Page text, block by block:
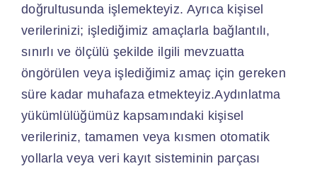
doğrultusunda işlemekteyiz. Ayrıca kişisel
verilerinizi; işlediğimiz amaçlarla bağlantılı,
sınırlı ve ölçülü şekilde ilgili mevzuatta
öngörülen veya işlediğimiz amaç için gereken
süre kadar muhafaza etmekteyiz.Aydınlatma
yükümlülüğümüz kapsamındaki kişisel
verileriniz, tamamen veya kısmen otomatik
yollarla veya veri kayıt sisteminin parçası